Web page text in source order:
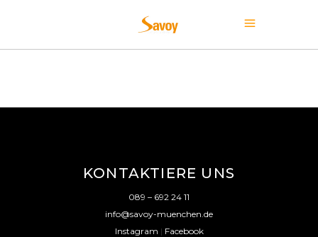
KONTAKTIERE UNS
089 – 692 24 11
info@savoy-muenchen.de
Instagram | Facebook